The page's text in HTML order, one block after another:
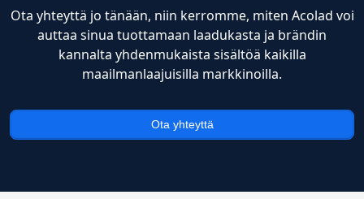
Ota yhteyttä jo tänään, niin kerromme, miten Acolad voi
auttaa sinua tuottamaan laadukasta ja brändin
kannalta yhdenmukaista sisältöä kaikilla
maailmanlaajuisilla markkinoilla.
Ota yhteyttä